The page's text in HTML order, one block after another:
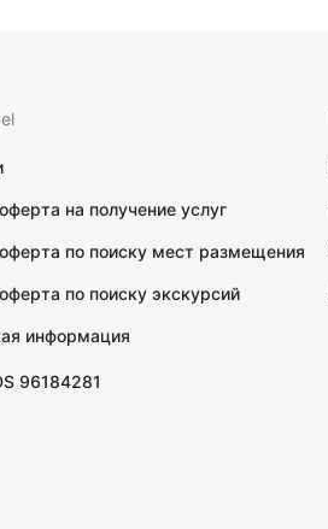
на получение услуг
по поиску мест размещения
по поиску экскурсий
информация
96184281